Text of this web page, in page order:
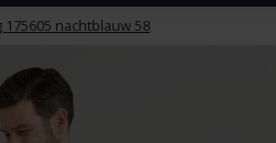
nachtblauw 58